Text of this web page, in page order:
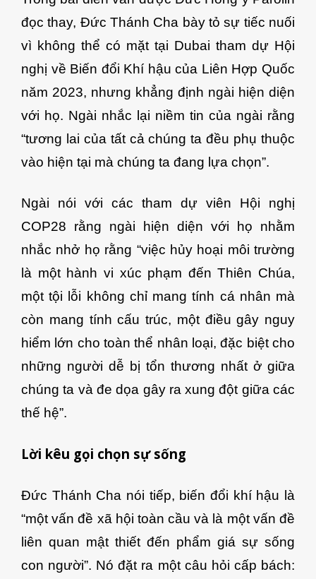
đọc thay, Đức Thánh Cha bày tỏ sự tiếc nuối
vì không thể có mặt tại Dubai tham dự Hội
nghị về Biến đổi Khí hậu của Liên Hợp Quốc
năm 2023, nhưng khẳng định ngài hiện diện
với họ. Ngài nhắc lại niềm tin của ngài rằng
“tương lai của tất cả chúng ta đều phụ thuộc
vào hiện tại mà chúng ta đang lựa chọn”.
Ngài nói với các tham dự viên Hội nghị
COP28 rằng ngài hiện diện với họ nhằm
nhắc nhở họ rằng “việc hủy hoại môi trường
là một hành vi xúc phạm đến Thiên Chúa,
một tội lỗi không chỉ mang tính cá nhân mà
còn mang tính cấu trúc, một điều gây nguy
hiểm lớn cho toàn thể nhân loại, đặc biệt cho
những người dễ bị tổn thương nhất ở giữa
chúng ta và đe dọa gây ra xung đột giữa các
thế hệ”.
Lời kêu gọi chọn sự sống
Đức Thánh Cha nói tiếp, biến đổi khí hậu là
“một vấn đề xã hội toàn cầu và là một vấn đề
liên quan mật thiết đến phẩm giá sự sống
con người”. Nó đặt ra một câu hỏi cấp bách: